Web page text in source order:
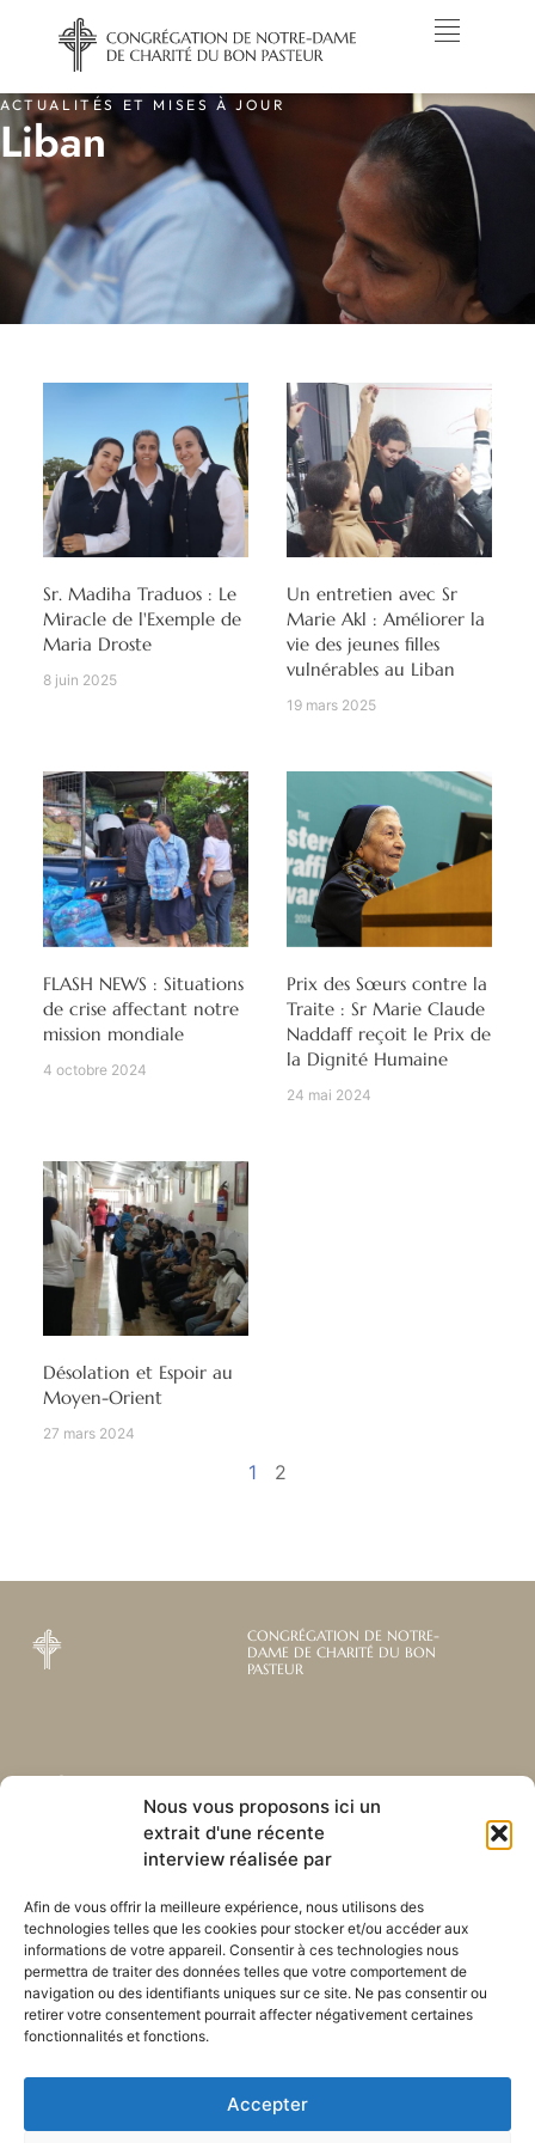
Nous vous proposons ici un
extrait d'une récente
interview réalisée par
Afin de vous offrir la meilleure expérience, nous utilisons des
technologies telles que les cookies pour stocker et/ou accéder aux
informations de votre appareil. Consentir à ces technologies nous
permettra de traiter des données telles que votre comportement de
navigation ou des identifiants uniques sur ce site. Ne pas consentir ou
retirer votre consentement pourrait affecter négativement certaines
fonctionnalités et fonctions.
Accepter
ACTUALITÉS ET MISES À JOUR
Liban
Sr. Madiha Traduos : Le
Miracle de l'Exemple de
Maria Droste
8 juin 2025
Un entretien avec Sr
Marie Akl : Améliorer la
vie des jeunes filles
vulnérables au Liban
19 mars 2025
FLASH NEWS : Situations
de crise affectant notre
mission mondiale
4 octobre 2024
Prix des Sœurs contre la
Traite : Sr Marie Claude
Naddaff reçoit le Prix de
la Dignité Humaine
24 mai 2024
Désolation et Espoir au
Moyen-Orient
27 mars 2024
1 2
CONGRÉGATION DE NOTRE-
DAME DE CHARITÉ DU BON
PASTEUR
Abonnez-vous à notre
newsletter mensuelle
Recevez les dernières nouvelles
nos ministères à travers le monde.
S'ABONNER
Liens utiles
Envoyez-nous votre
Plan du site